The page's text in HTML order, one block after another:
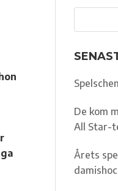
De kom
All Star-
Årets